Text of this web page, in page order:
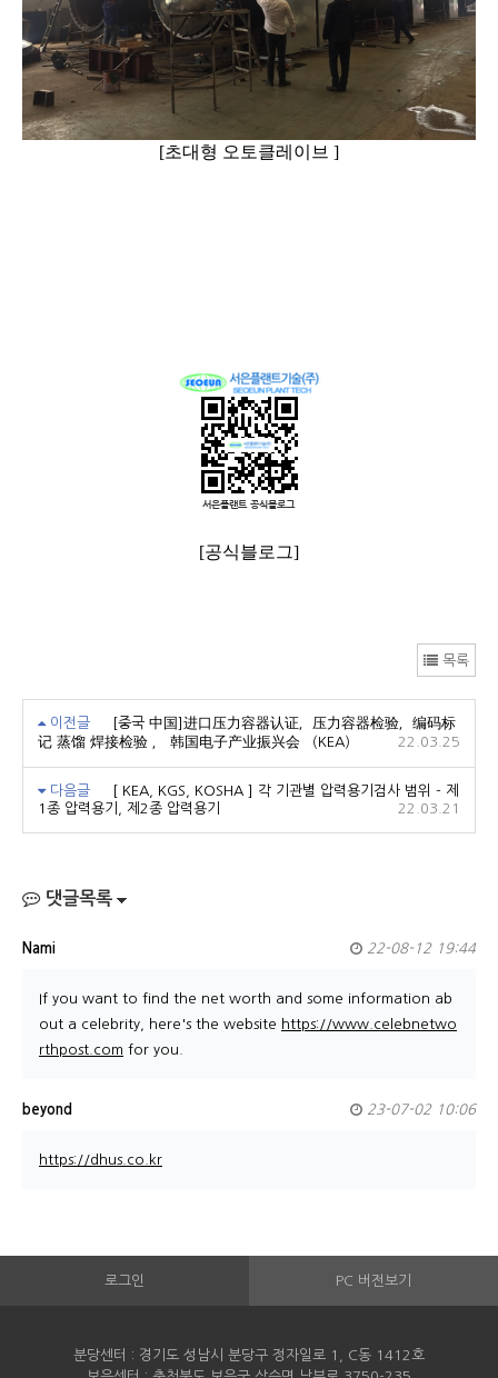
[초대형 오토클레이브 ]
[공식블로그]
목록
이전글
[중국 中国]进口压力容器认证，压力容器检验，编码标
记 蒸馏 焊接检验 ， 韩国电子产业振兴会 （KEA）
22.03.25
다음글
[ KEA, KGS, KOSHA ] 각 기관별 압력용기검사 범위 - 제
1종 압력용기, 제2종 압력용기
22.03.21
댓글목록
Nami 22-08-12 19:44
If you want to find the net worth and some information ab
out a celebrity, here's the website https://www.celebnetwo
rthpost.com for you.
beyond 23-07-02 10:06
https://dhus.co.kr
로그인 PC 버전보기
분당센터 : 경기도 성남시 분당구 정자일로 1, C동 1412호